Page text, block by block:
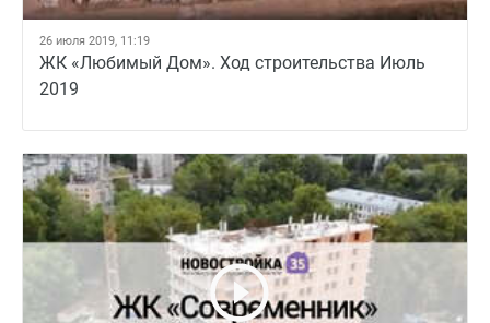
26 июля 2019, 11:19
ЖК «Любимый Дом». Ход строительства Июль
2019